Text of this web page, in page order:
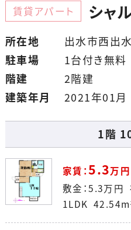
賃貸アパート シャ
所在地
出水市西出
駐車場
1台付き無料
階建
2階建
建築年月
2021年01月
1階
家賃：5.3万円
敷金：5.3万円
1LDK 42.54m²